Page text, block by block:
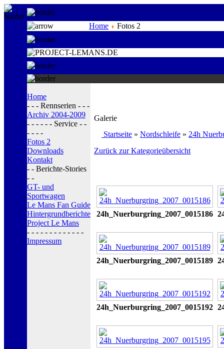
Home Fotos 2
Home
- - - Rennserien - - -
Archiv 2004-2009
- - - - - - Service - -
- - - -
Fotos 2
Downloads
Kontakt
- - Berichte-Stories
- -
GT- und
Sportwagen
Le Mans Fan Guide
Hintergrundberichte
Project Le Mans
- - - - - - - - - - - - -
Impressum
Galerie
Startseite » Nordschleife » 24h
Zurück zur Kategorieübersicht
24h_Nuerburgring_2007_0015186
24h_Nuerburgring_2007_0015189
24h_Nuerburgring_2007_0015192